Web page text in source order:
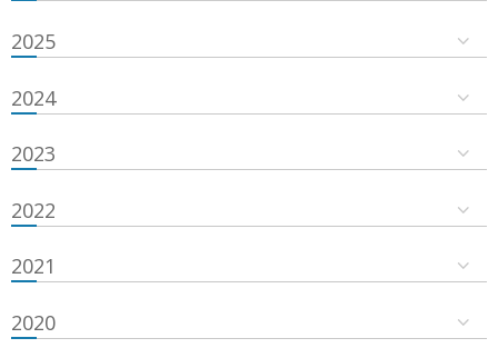
2025
2024
2023
2022
2021
2020